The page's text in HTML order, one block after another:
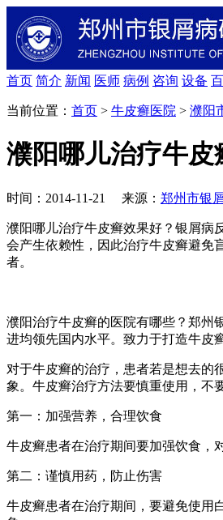
首页 简介 新闻 医师 病例 咨询 设备
当前位置： 首页 > 牛皮癣医院 > 濮阳
濮阳哪儿治疗牛皮
时间：2014-11-21 来源： 郑州市银
濮阳哪儿治疗牛皮癣效果好？银屑病
会产生依赖性，因此治疗牛皮癣避免
者。
濮阳治疗牛皮癣的医院有哪些？郑州
进均领先国内水平。致力于打造牛皮
对于牛皮癣的治疗，患者若是想去的
象。牛皮癣治疗方法要慎重使用，不
第一：加强营养，合理饮食
牛皮癣患者在治疗期间要加强饮食，
第二：谨慎用药，防止伤害
牛皮癣患者在治疗期间，要避免使用